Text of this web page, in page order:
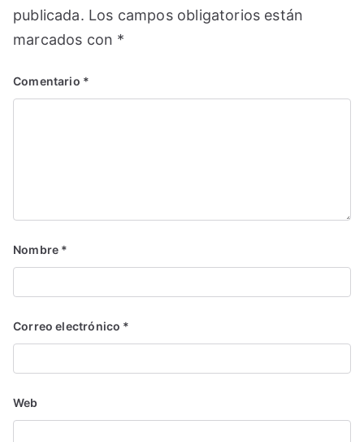
publicada. Los campos obligatorios están
marcados con *
Comentario *
Nombre *
Correo electrónico *
Web